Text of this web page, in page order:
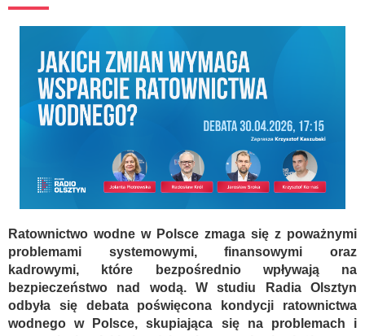
Ratownictwo wodne w Polsce zmaga się z poważnymi
problemami systemowymi, finansowymi oraz
kadrowymi, które bezpośrednio wpływają na
bezpieczeństwo nad wodą. W studiu Radia Olsztyn
odbyła się debata poświęcona kondycji ratownictwa
wodnego w Polsce, skupiająca się na problemach i